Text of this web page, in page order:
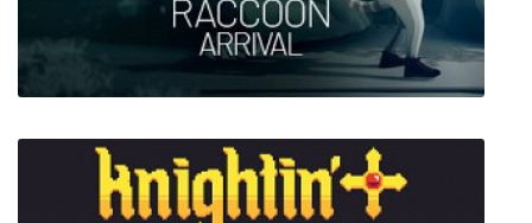
Fling to the Finish